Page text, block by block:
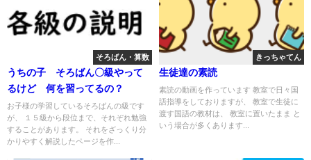
そろばん・算数
うちの子 そろばん〇級やって
るけど 何を習ってるの？
お子様の学習しているそろばんの級です
が、 １５級から段位まで、それぞれ勉強
することがあります。 それをざっくり分
かりやすく解説したページを作...
きっちゃてん
生徒達の素読
素読の動画を作っています 教室で日々国
語指導をしておりますが、 教室で生徒に
渡す国語の教材は、 教室に置いたまま と
いう場合が多くあります...